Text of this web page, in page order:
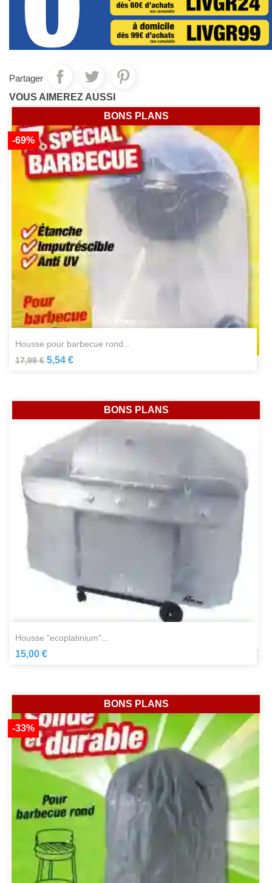
Partager
VOUS AIMEREZ AUSSI
housse pour barbecue rond...
17,99 €
-69%
5,54 €
BONS PLANS
housse "ecoplatinium"...
15,00 €
BONS PLANS
-33%
BONS PLANS